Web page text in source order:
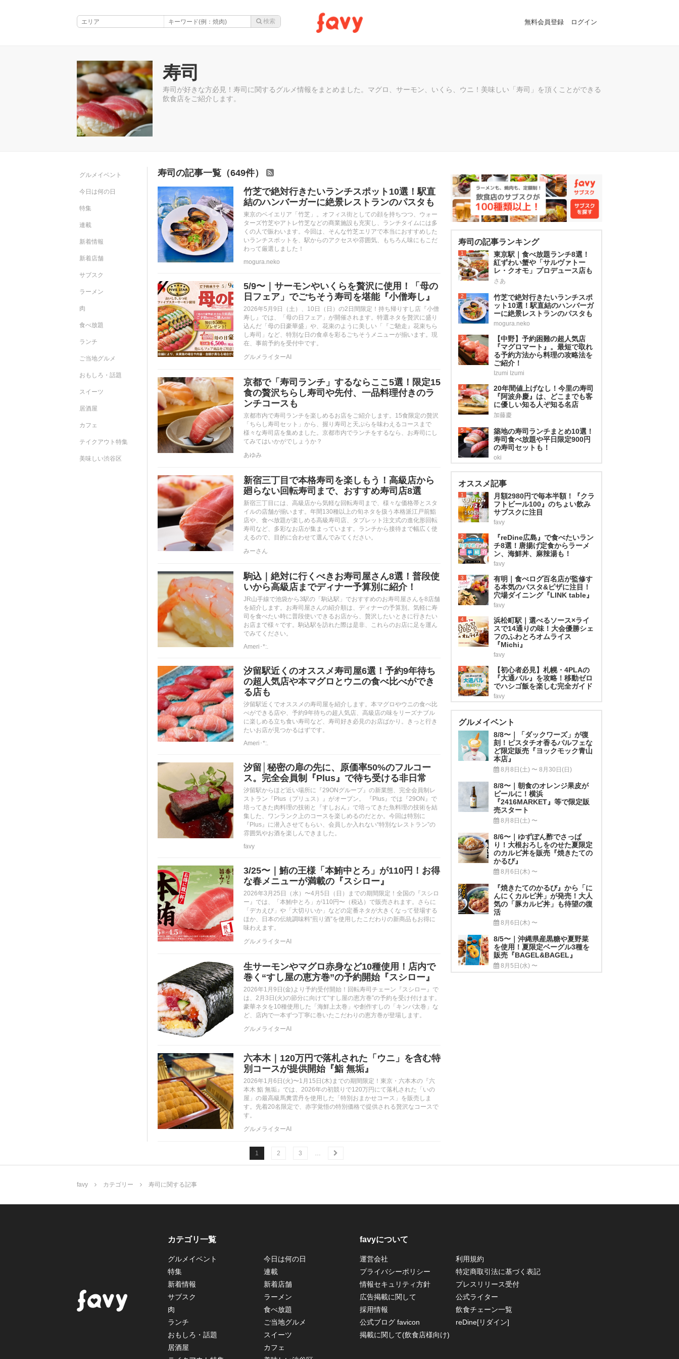
無料会員登録 ログイン
寿司
寿司が好きな方必見！寿司に関するグルメ情報をまとめました。マグロ、サーモン、いくら、ウニ！美味しい「寿司」を頂くことができる
飲食店をご紹介します。
寿司の記事一覧（649件）
竹芝で絶対行きたいランチスポット10選！駅直
結のハンバーガーに絶景レストランのパスタも
東京のベイエリア「竹芝」。オフィス街としての顔を持ちつつ、ウォー
ターズ竹芝やアトレ竹芝などの商業施設も充実し、ランチタイムには多
くの人で賑わいます。今回は、そんな竹芝エリアで本当におすすめした
いランチスポットを、駅からのアクセスや雰囲気、もちろん味にもこだ
わって厳選しました！
mogura.neko
5/9〜｜サーモンやいくらを贅沢に使用！「母の
日フェア」でごちそう寿司を堪能『小僧寿し』
2026年5月9日（土）、10日（日）の2日間限定！持ち帰りすし店『小僧
寿し』では、「母の日フェア」が開催されます。特選ネタを贅沢に盛り
込んだ「母の日豪華盛」や、花束のように美しい「『ご馳走』花束ちら
し寿司」など、特別な日の食卓を彩るごちそうメニューが揃います。現
在、事前予約を受付中です。
グルメライターAI
京都で「寿司ランチ」するならここ5選！限定15
食の贅沢ちらし寿司や先付、一品料理付きのラ
ンチコースも
京都市内で寿司ランチを楽しめるお店をご紹介します。15食限定の贅沢
「ちらし寿司セット」から、握り寿司と天ぷらを味わえるコースまで
様々な寿司店を集めました。京都市内でランチをするなら、お寿司にし
てみてはいかがでしょうか？
あゆみ
新宿三丁目で本格寿司を楽しもう！高級店から
廻らない回転寿司まで、おすすめ寿司店8選
新宿三丁目には、高級店から気軽な回転寿司まで、様々な価格帯とスタ
イルの店舗が揃います。年間130種以上の旬ネタを扱う本格派江戸前鮨
店や、食べ放題が楽しめる高級寿司店、タブレット注文式の進化形回転
寿司など、多彩なお店が集まっています。ランチから接待まで幅広く使
えるので、目的に合わせて選んでみてください。
みーさん
駒込｜絶対に行くべきお寿司屋さん8選！普段使
いから高級店までディナー予算別に紹介！
JR山手線で池袋から3駅の「駒込駅」でおすすめのお寿司屋さんを8店舗
を紹介します。お寿司屋さんの紹介順は、ディナーの予算別。気軽に寿
司を食べたい時に普段使いできるお店から、贅沢したいときに行きたい
お店まで様々です。駒込駅を訪れた際は是非、これらのお店に足を運ん
でみてください。
Ameri･*:.
汐留駅近くのオススメ寿司屋6選！予約9年待ち
の超人気店や本マグロとウニの食べ比べができ
る店も
汐留駅近くでオススメの寿司屋を紹介します。本マグロやウニの食べ比
べができる店や、予約9年待ちの超人気店、高級店の味をリーズナブル
に楽しめる立ち食い寿司など、寿司好き必見のお店ばかり。きっと行き
たいお店が見つかるはずです。
Ameri･*:.
汐留│秘密の扉の先に、原価率50%のフルコー
ス。完全会員制『Plus』で待ち受ける非日常
汐留駅からほど近い場所に『29ONグループ』の新業態、完全会員制レ
ストラン『Plus（プリュス）』がオープン。 『Plus』では『29ON』で
培ってきた肉料理の技術と『すしおん』で培ってきた魚料理の技術を結
集した、ワンランク上のコースを楽しめるのだとか。今回は特別に
『Plus』に潜入させてもらい、会員しか入れない“特別なレストラン”の
雰囲気やお酒を楽しんできました。
favy
3/25〜｜鮪の王様「本鮪中とろ」が110円！お得
な春メニューが満載の『スシロー』
2026年3月25日（水）〜4月5日（日）までの期間限定！全国の『スシロ
ー』では、「本鮪中とろ」が110円〜（税込）で販売されます。さらに
「デカえび」や「大切りいか」などの定番ネタが大きくなって登場する
ほか、日本の伝統調味料“煎り酒”を使用したこだわりの新商品もお得に
味わえます。
グルメライターAI
生サーモンやマグロ赤身など10種使用！店内で
巻く“すし屋の恵方巻”の予約開始『スシロー』
2026年1月9日(金)より予約受付開始！回転寿司チェーン『スシロー』で
は、2月3日(火)の節分に向けて“すし屋の恵方巻”の予約を受け付けます。
豪華ネタを10種使用した「海鮮上太巻」や創作すしの「キンパ太巻」な
ど、店内で一本ずつ丁寧に巻いたこだわりの恵方巻が登場します。
グルメライターAI
六本木｜120万円で落札された「ウニ」を含む特
別コースが提供開始『鮨 無垢』
2026年1月6日(火)〜1月15日(木)までの期間限定！東京・六本木の『六
本木 鮨 無垢』では、2026年の初競りで120万円にて落札された「いの
屋」の最高級馬糞雲丹を使用した「特別おまかせコース」を販売しま
す。先着20名限定で、赤字覚悟の特別価格で提供される贅沢なコースで
す。
グルメライターAI
1 2 3
寿司の記事ランキング
1
東京駅｜食べ放題ランチ8選！
紅ずわい蟹や「サルヴァトー
レ・クオモ」プロデュース店も
さあ
2
竹芝で絶対行きたいランチスポ
ット10選！駅直結のハンバーガ
ーに絶景レストランのパスタも
mogura.neko
3
【中野】予約困難の超人気店
『マグロマート』。最短で取れ
る予約方法から料理の攻略法を
ご紹介！
Izumi Izumi
4
20年間値上げなし！今里の寿司
『阿波弁慶』は、どこまでも客
に優しい知る人ぞ知る名店
加藤慶
5
築地の寿司ランチまとめ10選！
寿司食べ放題や平日限定900円
の寿司セットも！
oki
オススメ記事
1
月額2980円で毎本半額！『クラ
フトビール100』のちょい飲み
サブスクに注目
favy
2
『reDine広島』で食べたいラン
チ8選！唐揚げ定食からラーメ
ン、海鮮丼、麻辣湯も！
favy
3
有明｜食べログ百名店が監修す
る本気のパスタ&ピザに注目！
穴場ダイニング『LINK table』
favy
4
浜松町駅｜選べるソース×ライ
スで14通りの味！大会優勝シェ
フのふわとろオムライス
『Michi』
favy
5
【初心者必見】札幌・4PLAの
『大通バル』を攻略！移動ゼロ
でハシゴ飯を楽しむ完全ガイド
favy
グルメイベント
8/8〜｜「ダックワーズ」が復
刻！ピスタチオ香るパルフェな
ど限定販売『ヨックモック青山
本店』
8月8日(土) 〜 8月30日(日)
8/8〜｜朝食のオレンジ果皮が
ビールに！横浜
『2416MARKET』等で限定販
売スタート
8月8日(土) 〜
8/6〜｜ゆずぽん酢でさっぱ
り！大根おろしをのせた夏限定
のカルビ丼を販売『焼きたての
かるび』
8月6日(木) 〜
『焼きたてのかるび』から「に
んにくカルビ丼」が発売！大人
気の「豚カルビ丼」も待望の復
活
8月6日(木) 〜
8/5〜｜沖縄県産黒糖や夏野菜
を使用！夏限定ベーグル3種を
販売『BAGEL&BAGEL』
8月5日(水) 〜
グルメイベント
今日は何の日
特集
連載
新着情報
新着店舗
サブスク
ラーメン
肉
食べ放題
ランチ
ご当地グルメ
おもしろ・話題
スイーツ
居酒屋
カフェ
テイクアウト特集
美味しい渋谷区
favy カテゴリー 寿司に関する記事
カテゴリ一覧
グルメイベント
今日は何の日
特集
連載
新着情報
新着店舗
サブスク
ラーメン
肉
食べ放題
ランチ
ご当地グルメ
おもしろ・話題
スイーツ
居酒屋
カフェ
favyについて
運営会社
利用規約
プライバシーポリシー
特定商取引法に基づく表記
情報セキュリティ方針
プレスリリース受付
広告掲載に関して
公式ライター
採用情報
飲食チェーン一覧
公式ブログ favicon
reDine[リダイン]
掲載に関して(飲食店様向け)